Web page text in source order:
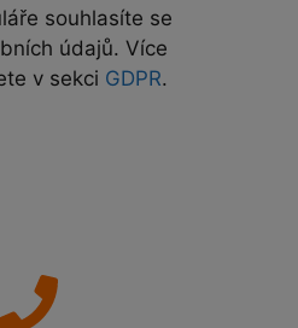
souhlasíte se
údajů. Více
v sekci GDPR.